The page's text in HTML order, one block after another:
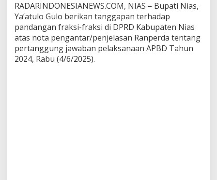
k
a
t
RADARINDONESIANEWS.COM, NIAS – Bupati Nias,
Ya’atulo Gulo berikan tanggapan terhadap
pandangan fraksi-fraksi di DPRD Kabupaten Nias
atas nota pengantar/penjelasan Ranperda tentang
pertanggung jawaban pelaksanaan APBD Tahun
2024, Rabu (4/6/2025).